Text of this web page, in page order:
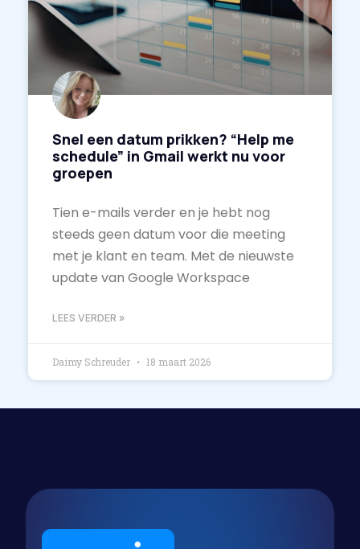
Snel een datum prikken? “Help me
schedule” in Gmail werkt nu voor
groepen
Tien e-mails verder en je hebt nog
steeds geen datum voor die meeting
met je klant en team. Met de nieuwste
update van Google Workspace
LEES VERDER »
Daimy Schreuder 18 maart 2026